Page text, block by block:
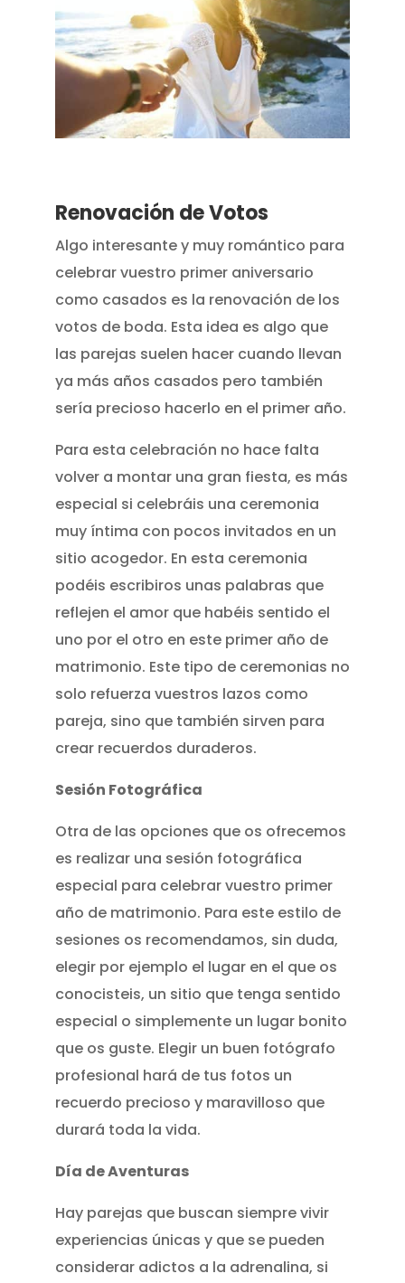
Renovación de Votos
Algo interesante y muy romántico para
celebrar vuestro primer aniversario
como casados es la renovación de los
votos de boda. Esta idea es algo que
las parejas suelen hacer cuando llevan
ya más años casados pero también
sería precioso hacerlo en el primer año.
Para esta celebración no hace falta
volver a montar una gran fiesta, es más
especial si celebráis una ceremonia
muy íntima con pocos invitados en un
sitio acogedor. En esta ceremonia
podéis escribiros unas palabras que
reflejen el amor que habéis sentido el
uno por el otro en este primer año de
matrimonio. Este tipo de ceremonias no
solo refuerza vuestros lazos como
pareja, sino que también sirven para
crear recuerdos duraderos.
Sesión Fotográfica
Otra de las opciones que os ofrecemos
es realizar una sesión fotográfica
especial para celebrar vuestro primer
año de matrimonio. Para este estilo de
sesiones os recomendamos, sin duda,
elegir por ejemplo el lugar en el que os
conocisteis, un sitio que tenga sentido
especial o simplemente un lugar bonito
que os guste. Elegir un buen fotógrafo
profesional hará de tus fotos un
recuerdo precioso y maravilloso que
durará toda la vida.
Día de Aventuras
Hay parejas que buscan siempre vivir
experiencias únicas y que se pueden
considerar adictos a la adrenalina, si